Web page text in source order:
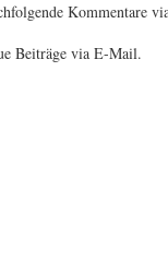
Kommentare
Beiträge via E-Mail.